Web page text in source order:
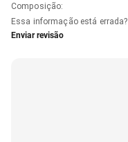
Composição:
Essa informação está errada?
Enviar revisão